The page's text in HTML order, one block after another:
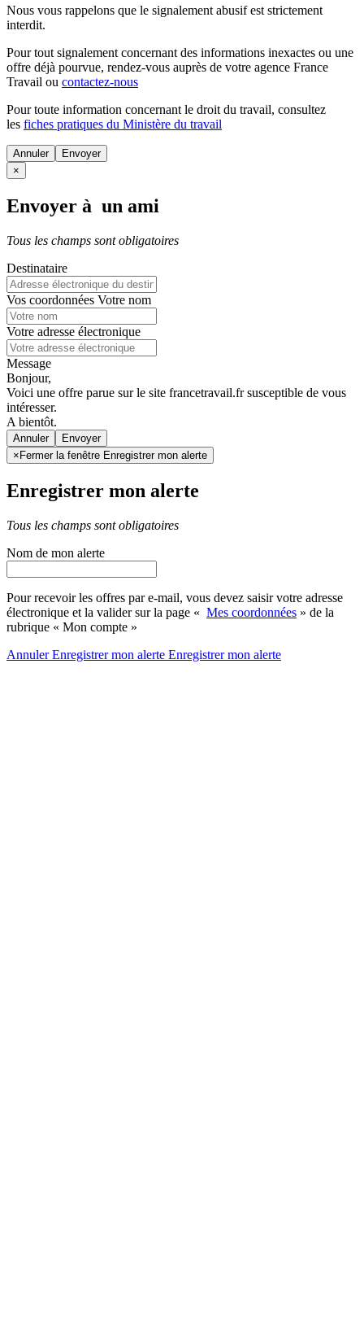
Nous vous rappelons que le signalement abusif est strictement
interdit.
Pour tout signalement concernant des informations inexactes ou une
offre déjà pourvue, rendez-vous auprès de votre agence France
Travail ou contactez-nous
Pour toute information concernant le droit du travail, consultez
les fiches pratiques du Ministère du travail
Annuler
×
Envoyer à un ami
Tous les champs sont obligatoires
Destinataire
Vos coordonnées Votre nom
Votre adresse électronique
Message
Bonjour,
Voici une offre parue sur le site francetravail.fr susceptible de vous
intéresser.
A bientôt.
Annuler
× Fermer la fenêtre Enregistrer mon alerte
Enregistrer mon alerte
Tous les champs sont obligatoires
Nom de mon alerte
Pour recevoir les offres par e-mail, vous devez saisir votre adresse
électronique et la valider sur la page « Mes coordonnées » de la
rubrique « Mon compte »
AnnulerEnregistrer mon alerte Enregistrermon alerte